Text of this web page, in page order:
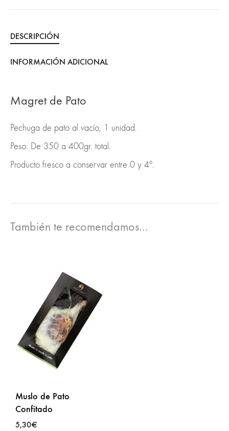
DESCRIPCIÓN
INFORMACIÓN ADICIONAL
Magret de Pato
Pechuga de pato al vacío, 1 unidad.
Peso: De 350 a 400gr. total.
Producto fresco a conservar entre 0 y 4º.
También te recomendamos…
Muslo de Pato
Confitado
5,30€